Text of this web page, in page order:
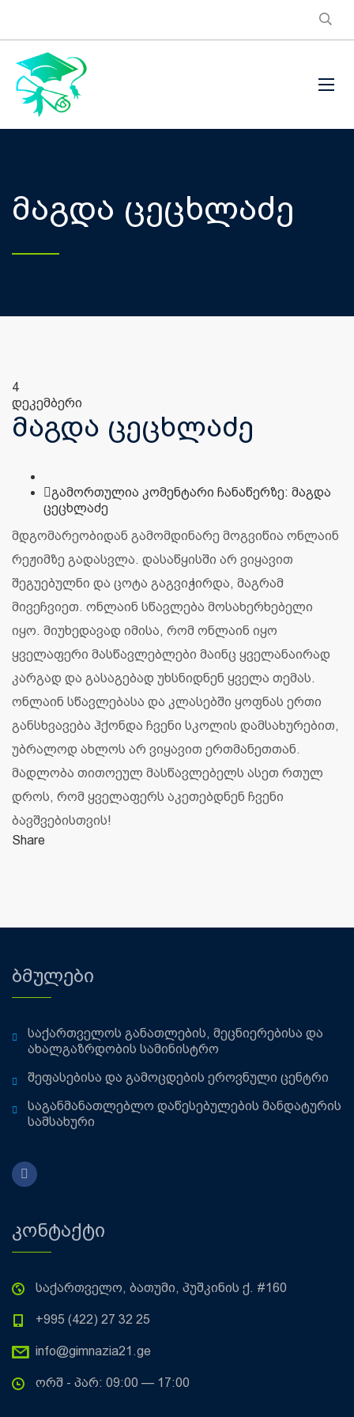
მაგდა ცეცხლაძე
4
დეკემბერი
მაგდა ცეცხლაძე
გამორთულია კომენტარი ჩანაწერზე: მაგდა
ცეცხლაძე
მდგომარეობიდან გამომდინარე მოგვიწია ონლაინ
რეჟიმზე გადასვლა. დასაწყისში არ ვიყავით
შეგუებულნი და ცოტა გაგვიჭირდა, მაგრამ
მივეჩვიეთ. ონლაინ სწავლება მოსახერხებელი
იყო. მიუხედავად იმისა, რომ ონლაინ იყო
ყველაფერი მასწავლებლები მაინც ყველანაირად
კარგად და გასაგებად უხსნიდნენ ყველა თემას.
ონლაინ სწავლებასა და კლასებში ყოფნას ერთი
განსხვავება ჰქონდა ჩვენი სკოლის დამსახურებით,
უბრალოდ ახლოს არ ვიყავით ერთმანეთთან.
მადლობა თითოეულ მასწავლებელს ასეთ რთულ
დროს, რომ ყველაფერს აკეთებდნენ ჩვენი
ბავშვებისთვის!
Share
ბმულები
საქართველოს განათლების, მეცნიერებისა და
ახალგაზრდობის სამინისტრო
შეფასებისა და გამოცდების ეროვნული ცენტრი
საგანმანათლებლო დაწესებულების მანდატურის
სამსახური
კონტაქტი
საქართველო, ბათუმი, პუშკინის ქ. #160
+995 (422) 27 32 25
info@gimnazia21.ge
ორშ - პარ: 09:00 — 17:00